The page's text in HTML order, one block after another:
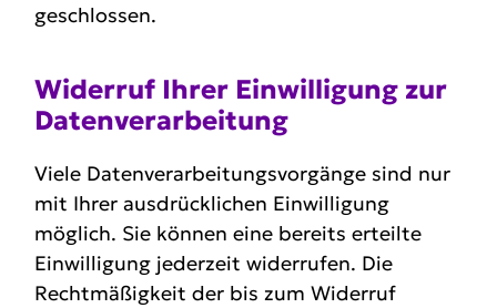
geschlossen.
Widerruf Ihrer Einwil­ligung zur
Daten­ver­ar­beitung
Viele Datenverarbeitungsvorgänge sind nur
mit Ihrer ausdrücklichen Einwilligung
möglich. Sie können eine bereits erteilte
Einwilligung jederzeit widerrufen. Die
Rechtmäßigkeit der bis zum Widerruf